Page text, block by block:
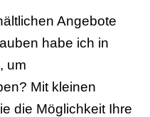
Angebote
habe ich in
um
Mit kleinen
die Möglichkeit Ihre